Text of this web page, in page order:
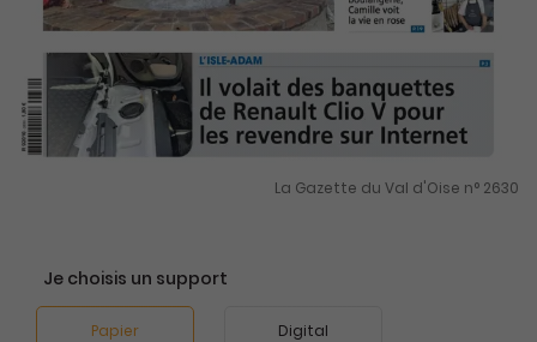
La Gazette du Val d'Oise n° 2630
Je choisis un support
Papier Digital